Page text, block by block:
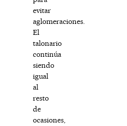
evitar
aglomeraciones.
El
talonario
continúa
siendo
igual
al
resto
de
ocasiones,